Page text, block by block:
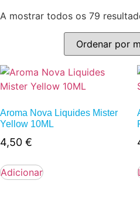
A mostrar todos os 79
Aroma Nova Liquides Mister
Yellow 10ML
4,50 €
Adicionar